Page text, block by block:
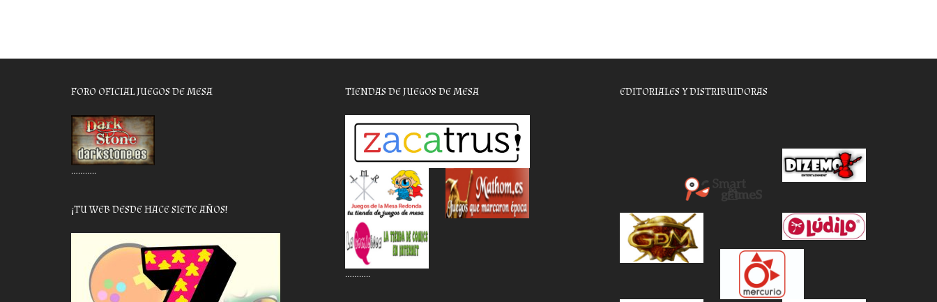
FORO OFICIAL JUEGOS DE MESA
………..
¡TU WEB DESDE HACE SIETE AÑOS!
TIENDAS DE JUEGOS DE MESA
………..
EDITORIALES Y DISTRIBUIDORAS